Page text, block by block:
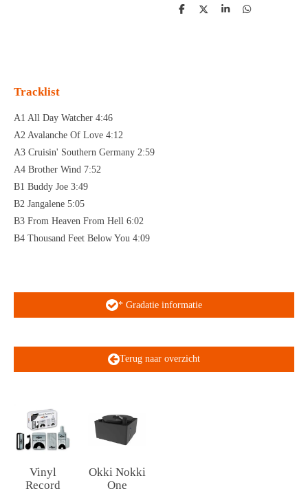
D
D
S
D
Tracklist
A1 All Day Watcher 4:46
A2 Avalanche Of Love 4:12
A3 Cruisin' Southern Germany 2:59
A4 Brother Wind 7:52
B1 Buddy Joe 3:49
B2 Jangalene 5:05
B3 From Heaven From Hell 6:02
B4 Thousand Feet Below You 4:09
* Gradatie informatie
Terug naar overzicht
Vinyl
Record
Okki Nokki
One